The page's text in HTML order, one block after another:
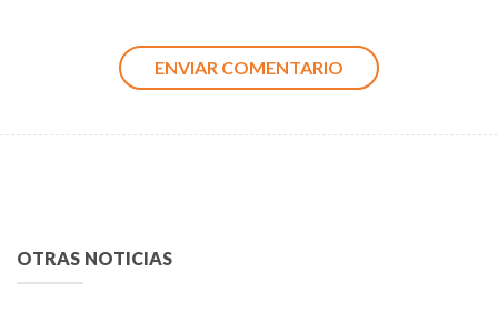
OTRAS NOTICIAS